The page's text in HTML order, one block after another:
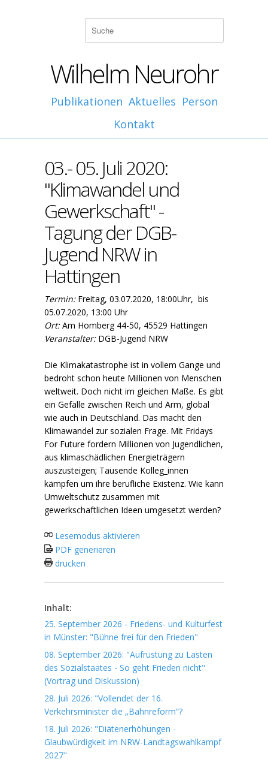
Wilhelm Neurohr
Publikationen Aktuelles Person
Kontakt
03.- 05. Juli 2020:
"Klimawandel und
Gewerkschaft" -
Tagung der DGB-
Jugend NRW in
Hattingen
Termin: Freitag, 03.07.2020, 18:00Uhr, bis
05.07.2020, 13:00 Uhr
Ort:Am Homberg 44-50, 45529 Hattingen
Veranstalter: DGB-Jugend NRW
Die Klimakatastrophe ist in vollem Gange und
bedroht schon heute Millionen von Menschen
weltweit. Doch nicht im gleichen Maße. Es gibt
ein Gefälle zwischen Reich und Arm, global
wie auch in Deutschland. Das macht den
Klimawandel zur sozialen Frage. Mit Fridays
For Future fordern Millionen von Jugendlichen,
aus klimaschädlichen Energieträgern
auszusteigen; Tausende Kolleg_innen
kämpfen um ihre berufliche Existenz. Wie kann
Umweltschutz zusammen mit
gewerkschaftlichen Ideen umgesetzt werden?
Lesemodus aktivieren
PDF generieren
drucken
Inhalt:
25. September 2026 - Friedens- und Kulturfest
in Münster: "Bühne frei für den Frieden"
08. September 2026: "Aufrüstung zu Lasten
des Sozialstaates - So geht Frieden nicht"
(Vortrag und Diskussion)
28. Juli 2026: "Vollendet der 16.
Verkehrsminister die „Bahnreform“?
18. Juli 2026: "Diätenerhöhungen -
Glaubwürdigkeit im NRW-Landtagswahlkampf
2027"